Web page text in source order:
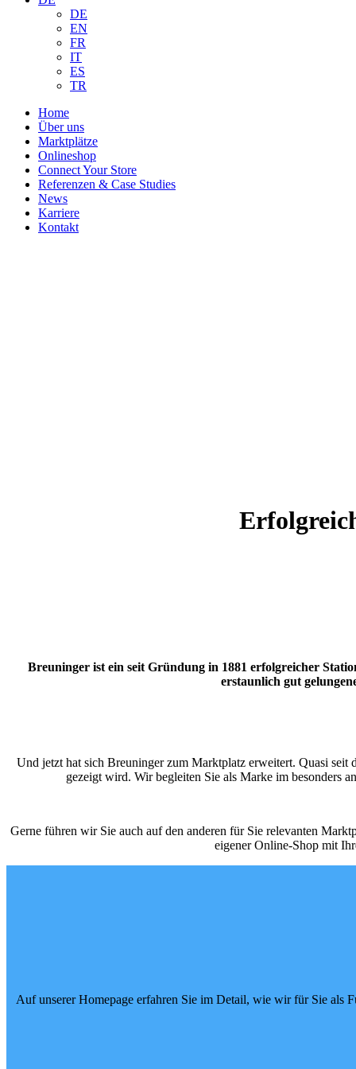
DE
EN
FR
IT
ES
TR
Home
Über uns
Marktplätze
Onlineshop
Connect Your Store
Referenzen & Case Studies
News
Karriere
Kontakt
Breuninger ist ein seit Gründung in 1881 erfolgreicher
erstaunlich gut
Und jetzt hat sich Breuninger zum Marktplatz erweitert. Quasi
gezeigt wird. Wir begleiten Sie als Marke im besonders
Gerne führen wir Sie auch auf den anderen für Sie relevanten
eigener Online-Shop mit
Auf unserer Homepage erfahren Sie im Detail, wie wir für Sie als